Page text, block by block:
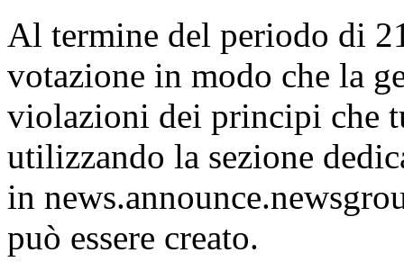
Al termine del periodo di
votazione in modo che la
violazioni dei principi che
utilizzando la sezione
in
può essere creato.